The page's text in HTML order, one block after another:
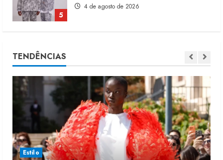
5
4 de agosto de 2026
1
2
Moda vende US$63,7 bilhões em
produtos licenciados
6 de agosto de 2026
TENDÊNCIAS
Estilo